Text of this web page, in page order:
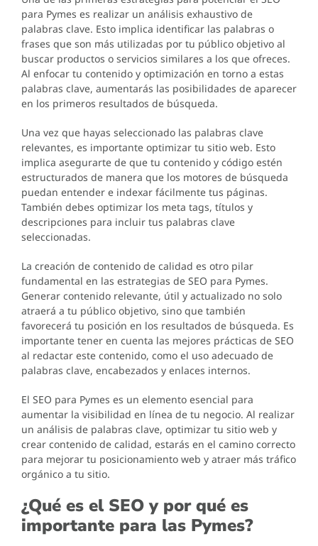
para Pymes es realizar un análisis exhaustivo de
palabras clave. Esto implica identificar las palabras o
frases que son más utilizadas por tu público objetivo al
buscar productos o servicios similares a los que ofreces.
Al enfocar tu contenido y optimización en torno a estas
palabras clave, aumentarás las posibilidades de aparecer
en los primeros resultados de búsqueda.
Una vez que hayas seleccionado las palabras clave
relevantes, es importante optimizar tu sitio web. Esto
implica asegurarte de que tu contenido y código estén
estructurados de manera que los motores de búsqueda
puedan entender e indexar fácilmente tus páginas.
También debes optimizar los meta tags, títulos y
descripciones para incluir tus palabras clave
seleccionadas.
La creación de contenido de calidad es otro pilar
fundamental en las estrategias de SEO para Pymes.
Generar contenido relevante, útil y actualizado no solo
atraerá a tu público objetivo, sino que también
favorecerá tu posición en los resultados de búsqueda. Es
importante tener en cuenta las mejores prácticas de SEO
al redactar este contenido, como el uso adecuado de
palabras clave, encabezados y enlaces internos.
El SEO para Pymes es un elemento esencial para
aumentar la visibilidad en línea de tu negocio. Al realizar
un análisis de palabras clave, optimizar tu sitio web y
crear contenido de calidad, estarás en el camino correcto
para mejorar tu posicionamiento web y atraer más tráfico
orgánico a tu sitio.
¿Qué es el SEO y por qué es
importante para las Pymes?